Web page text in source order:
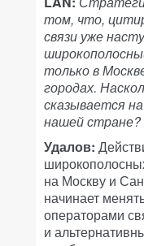
том, что,
связи уже
только в
городах.
сказывается
нашей стране?
Удалов:
на Москву и
начинает
операторами
и